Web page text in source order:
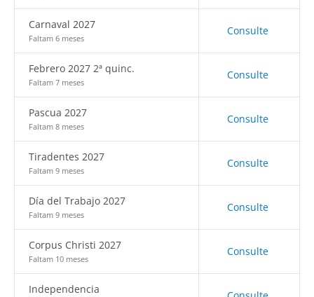
Carnaval 2027
Faltam 6 meses
Consulte
Febrero 2027 2ª quinc.
Faltam 7 meses
Consulte
Pascua 2027
Faltam 8 meses
Consulte
Tiradentes 2027
Faltam 9 meses
Consulte
Día del Trabajo 2027
Faltam 9 meses
Consulte
Corpus Christi 2027
Faltam 10 meses
Consulte
Independencia